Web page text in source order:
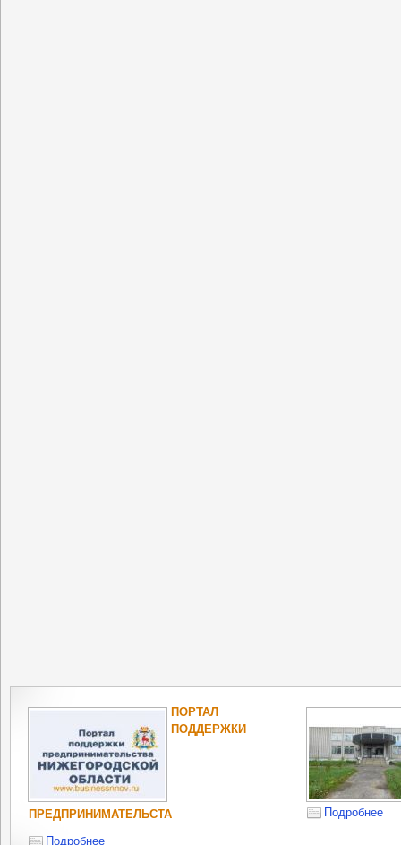
ПОРТАЛ
ПОДДЕРЖКИ
ПРЕДПРИНИМАТЕЛЬСТА
Подробнее
Подробнее